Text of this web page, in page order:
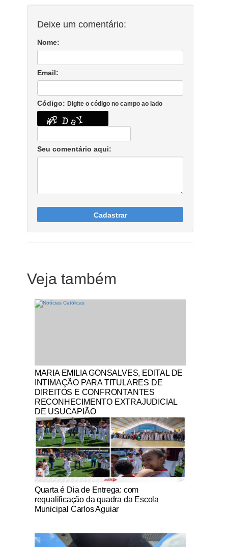
Deixe um comentário:
Nome:
Email:
Código: Digite o código no campo ao lado
Seu comentário aqui:
Cadastrar
Veja também
Notícias Católicas
MARIA EMILIA GONSALVES, EDITAL DE
INTIMAÇÃO PARA TITULARES DE
DIREITOS E CONFRONTANTES
RECONHECIMENTO EXTRAJUDICIAL
DE USUCAPIÃO
Notícias Católicas
Quarta é Dia de Entrega: com
requalificação da quadra da Escola
Municipal Carlos Aguiar